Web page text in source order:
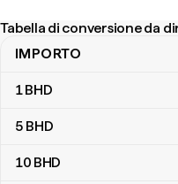
Tabella di conversione da
Tabella di conversione da
IMPORTO
1BHD
5 BHD
10 BHD